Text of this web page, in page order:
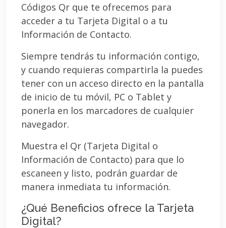
Códigos Qr que te ofrecemos para
acceder a tu Tarjeta Digital o a tu
Información de Contacto.
Siempre tendrás tu información contigo,
y cuando requieras compartirla la puedes
tener con un acceso directo en la pantalla
de inicio de tu móvil, PC o Tablet y
ponerla en los marcadores de cualquier
navegador.
Muestra el Qr (Tarjeta Digital o
Información de Contacto) para que lo
escaneen y listo, podrán guardar de
manera inmediata tu información.
¿Qué Beneficios ofrece la Tarjeta
Digital?